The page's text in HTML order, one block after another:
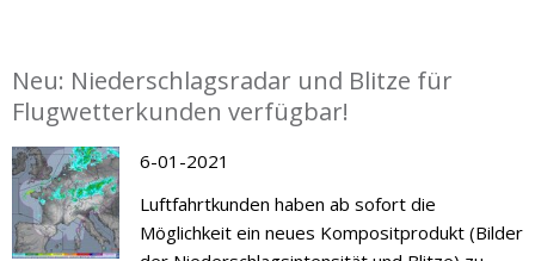
Neu: Niederschlagsradar und Blitze für
Flugwetterkunden verfügbar!
6-01-2021
Luftfahrtkunden haben ab sofort die
Möglichkeit ein neues Kompositprodukt (Bilder